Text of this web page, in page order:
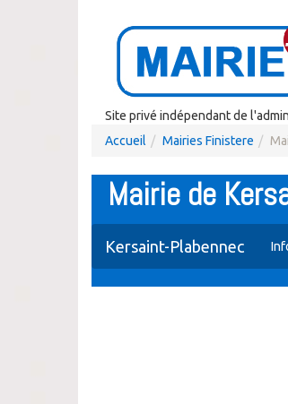
Site privé indépendant de
Accueil
Mairies Finistere
Mairie de
Kersaint-Plabennec